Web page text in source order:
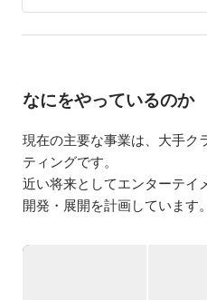
なにをやっているのか
現在の主要な事業は、大手ク
ティングです。
近い将来としてエンターテイ
開発・展開を計画しています。